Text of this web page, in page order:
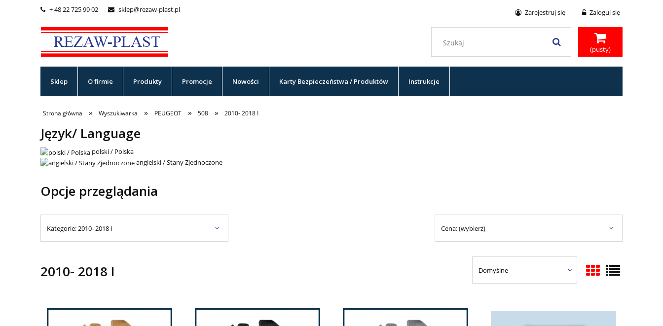
 + 48 22 725 99 02  sklep@rezaw-plast.pl Zarejestruj się Zaloguj się
(pusty)
Sklep O firmie Produkty Promocje Nowości Karty Bezpieczeństwa / Produktów Instrukcje
Strona główna » Wyszukiwarka » PEUGEOT » 508 » 2010- 2018 I
Język/ Language
polski / Polska
angielski / Stany Zjednoczone
Opcje przeglądania
Kategorie: 2010- 2018 I Cena: (wybierz)
2010- 2018 I